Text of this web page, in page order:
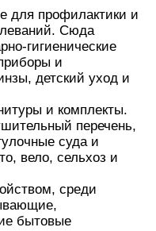
для профилактики и
Сюда
гигиенические
и
детский уход и
и комплекты.
перечень,
суда и
вело, сельхоз и
среди
бытовые